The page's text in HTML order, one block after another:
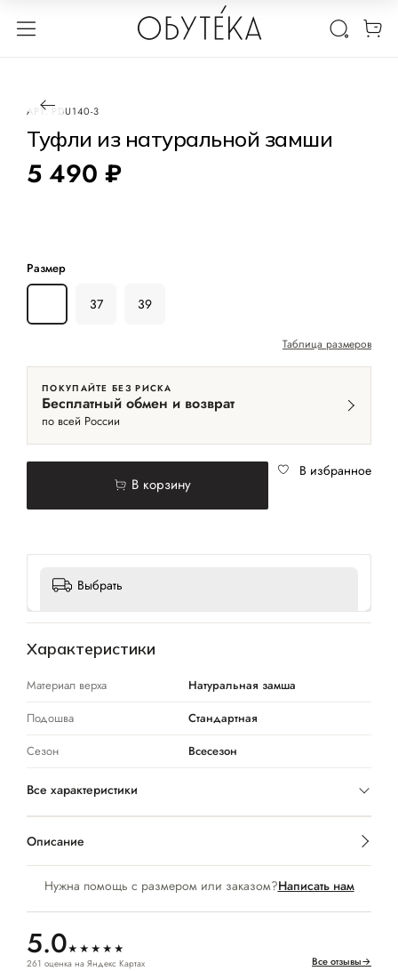
1 / 3
АРТ. PDU140-3
Туфли из натуральной замши
5 490 ₽
Размер
37 39
Таблица размеров
ПОКУПАЙТЕ БЕЗ РИСКА
Бесплатный обмен и возврат
по всей России
В корзину
В избранное
Выбрать
Нужна помощь с размером или заказом?Написать нам
5.0★★★★★
261 оценка на Яндекс Картах Все отзывы→
Характеристики
Материал верха
Натуральная замша
Подошва
Стандартная
Сезон
Всесезон
Все характеристики
Описание